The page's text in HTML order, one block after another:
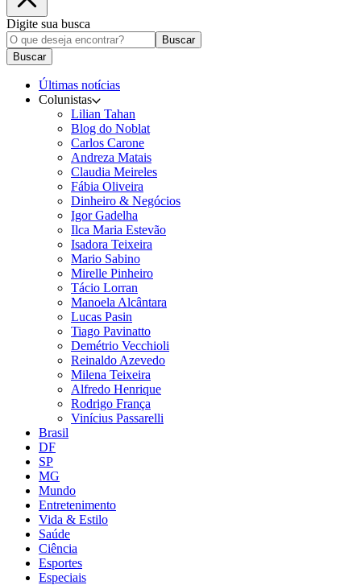
Digite sua busca
Buscar
Buscar
Últimas notícias
Colunistas
Lilian Tahan
Blog do Noblat
Carlos Carone
Andreza Matais
Claudia Meireles
Fábia Oliveira
Dinheiro & Negócios
Igor Gadelha
Ilca Maria Estevão
Isadora Teixeira
Mario Sabino
Mirelle Pinheiro
Tácio Lorran
Manoela Alcântara
Lucas Pasin
Tiago Pavinatto
Demétrio Vecchioli
Reinaldo Azevedo
Milena Teixeira
Alfredo Henrique
Rodrigo França
Vinícius Passarelli
Brasil
DF
SP
MG
Mundo
Entretenimento
Vida & Estilo
Saúde
Ciência
Esportes
Especiais